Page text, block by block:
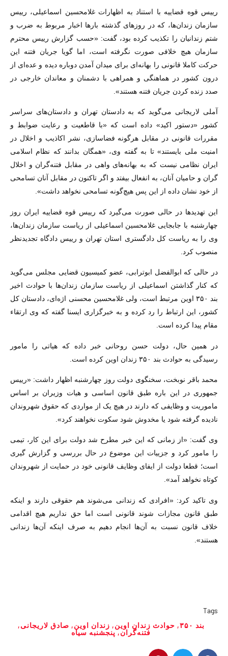
رییس قوه قضاییه با استناد به اظهارات غلامحسین اسماعیلی، رییس
سازمان زندان‌ها، که در روزهای گذشته بار‌ها اخبار مربوط به ضرب و
شتم زندانیان را تکذیب کرده بود، گفت: «حسب گزارش رییس محترم
سازمان هیچ خلافی صورت نگرفته است، اما گویا جریان فتنه این
حرکت کاملا قانونی را بهانه‌ای برای میدان آمدن دوباره دیده و عده‌ای از
درون کشور در هماهنگی و همراهی با دشمنان و معاندان خارجی در
صدد زنده کردن جریان فتنه هستند».
آملی لاریجانی می‌گوید که به دادستان تهران و دادستان‌های سراسر
کشور «دستور اکید» داده است که «با قاطعیت و رعایت ضوابط و
مقررات قانونی در مقابل هرگونه فضاسازی، نشر اکاذیب و اخلال در
امنیت ملی بایستند» تا به گفته وی، «همگان بدانند که نظام اسلامی
ایران نظامی نیست که به بهانه‌های واهی در مقابل فتنه‌گران و اخلال
گران و حامیان آنان، به انفعال بیفتد و اگر تاکنون در مقابل آنان تسامحی
از خود نشان داده از این پس هیچ‌گونه تسامحی نخواهد داشت».
این تهدید‌ها در حالی صورت می‌گیرد که رییس قوه قضاییه ایران روز
چهارشنبه با جابجایی غلامحسین اسماعیلی از ریاست سازمان زندان‌ها،
وی را به ریاست کل دادگستری استان تهران و رییس دادگاه تجدیدنظر
منصوب کرد.
در حالی که ابوالفضل ابوترابی، عضو کمیسیون قضایی مجلس می‌گوید
که کنار گذاشتن اسماعیلی از ریاست سازمان زندان‌ها با حوادث اخیر
بند ۳۵۰ اوین مرتبط است، ولی غلامحسین محسنی اژه‌ای، دادستان کل
کشور، این ارتباط را رد کرده و به خبرگزاری ایسنا گفته که وی ارتقاء
مقام پیدا کرده است.
در همین حال، دولت حسن روحانی خبر داده که هیاتی را مامور
رسیدگی به حوادث بند ۳۵۰ زندان اوین کرده است.
محمد باقر نوبخت، سخنگوی دولت روز چهارشنبه اظهار داشت: «رییس
جمهوری در این باره طبق قانون اساسی و هیات وزیران بر اساس
ماموریت و وظایفی که دارند در هیچ یک از مواردی که حقوق شهروندان
نادیده گرفته شود یا مخدوش شود سکوت نخواهند کرد».
وی گفت: «از زمانی که این خبر مطرح شد دولت برای این کار، تیمی
را مامور کرد و جزییات این موضوع در حال بررسی و گزارش گیری
است؛ قطعا دولت از ایفای وظایف قانونی خود در حمایت از شهروندان
کوتاه نخواهد آمد».
وی تاکید کرد: «افرادی که زندانی می‌شوند هم حقوقی دارند و اینکه
طبق قانون مجازات شوند قانونی است اما حق نداریم هیچ اقدامی
خلاف قانون نسبت به آن‌ها انجام دهیم به صرف اینکه آن‌ها زندانی
هستند».
Tags
بند ۳۵۰
, حوادث زندان اوین, زندان اوین, صادق لاریجانی,
فتنه‌گران,پنجشنبه سیاه